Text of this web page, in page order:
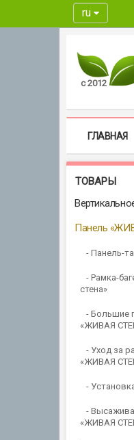
ru
с 2012
ГЛАВНАЯ
ТОВАРЫ
Панель
- Панель-
- Рамка-
стена»
- Большие
«ЖИВАЯ
- Уход за
«ЖИВАЯ
-
-
«ЖИВАЯ